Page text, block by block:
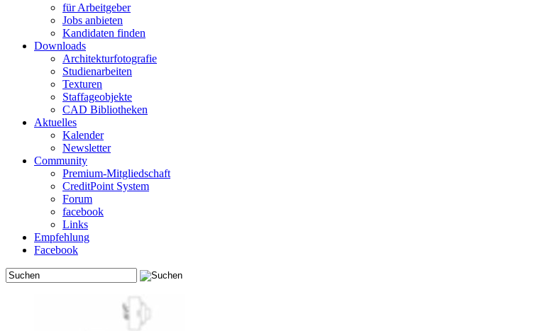
für Arbeitgeber
Jobs anbieten
Kandidaten finden
Downloads
Architekturfotografie
Studienarbeiten
Texturen
Staffageobjekte
CAD Bibliotheken
Aktuelles
Kalender
Newsletter
Community
Premium-Mitgliedschaft
CreditPoint System
Forum
facebook
Links
Empfehlung
Facebook